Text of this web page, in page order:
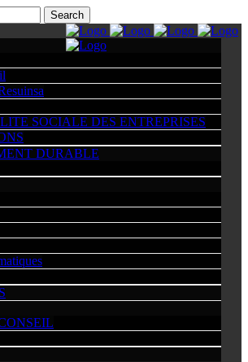
SOCIALE DES ENTREPRISES
DURABLE